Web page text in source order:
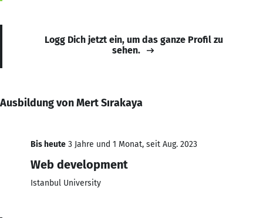
Logg Dich jetzt ein, um das ganze Profil zu
sehen.
Ausbildung von Mert Sırakaya
Bis heute 3 Jahre und 1 Monat, seit Aug. 2023
Web development
Istanbul University